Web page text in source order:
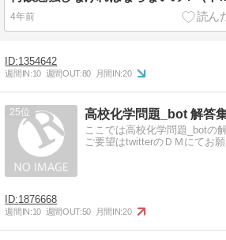
4年前
1354642
週間IN:10 週間OUT:80 月間IN:20
25 高校化学問題_bot 解答
ここでは高校化学問題_botの
ご要望はtwitterのＤＭにてお願
1876668
週間IN:10 週間OUT:50 月間IN:20